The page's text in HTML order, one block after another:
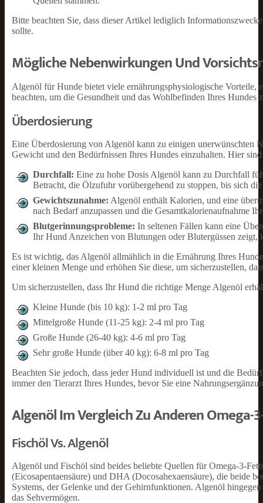
Bitte beachten Sie, dass dieser Artikel lediglich
sollte.
Mögliche Nebenwirkungen Und
Algenöl für Hunde bietet viele ernährungsphysiologische
beachten, um die Gesundheit und das Wohlbefinden Ihres Hundes
Überdosierung
Eine Überdosierung von Algenöl kann zu einigen unerwünschten
Gewicht und den Bedürfnissen Ihres Hundes einzuhalten. Hier
Durchfall: Eine zu hohe Dosis Algenöl kann zu Durchfall
Betracht, die Ölzufuhr vorübergehend zu stoppen, bis sich
Gewichtszunahme: Algenöl enthält Kalorien, und eine
nach Bedarf anzupassen und die Gesamtkalorienaufnahme
Blutgerinnungsprobleme: In seltenen Fällen kann eine
Ihr Hund Anzeichen von Blutungen oder Blutergüssen zeigt,
Es ist wichtig, das Algenöl allmählich in die Ernährung Ihres
einer kleinen Menge und erhöhen Sie diese, um sicherzustellen,
Um sicherzustellen, dass Ihr Hund die richtige Menge Algenöl
Kleine Hunde (bis 10 kg): 1-2 ml pro Tag
Mittelgroße Hunde (11-25 kg): 2-4 ml pro Tag
Große Hunde (26-40 kg): 4-6 ml pro Tag
Sehr große Hunde (über 40 kg): 6-8 ml pro Tag
Beachten Sie jedoch, dass jeder Hund individuell ist und die
immer den Tierarzt Ihres Hundes, bevor Sie eine
Algenöl Im Vergleich Zu Anderen Omega-
Fischöl Vs. Algenöl
Algenöl und Fischöl sind beides beliebte Quellen für Omega-3-
(Eicosapentaensäure) und DHA (Docosahexaensäure), die beide
Systems, der Gelenke und der Gehirnfunktionen. Algenöl
das Sehvermögen.